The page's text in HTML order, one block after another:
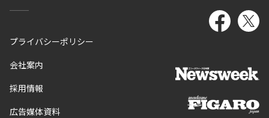
プライバシーポリシー
会社案内
採用情報
広告媒体資料